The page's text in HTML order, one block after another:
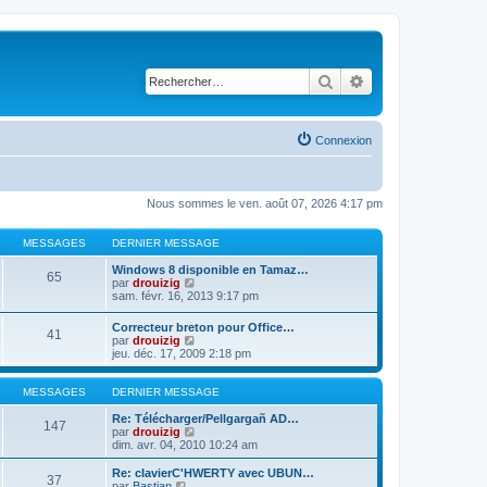
Rechercher
Connexion
Nous sommes le ven. août 07, 2026 4:17 pm
MESSAGES DERNIER MESSAGE
65
Windows 8 disponible en Tamaz…
par drouizig
o
u
l
t
e
r
l
d
e
r
n
i
sam. févr. 16, 2013 9:17 pm
41
Correcteur breton pour Office…
par drouizig
o
n
s
u
l
t
r
l
e
jeu. déc. 17, 2009 2:18 pm
MESSAGES DERNIER MESSAGE
147
Re: Télécharger/Pellgargañ AD…
par drouizig
o
n
s
dim. avr. 04, 2010 10:24 am
37
Re: clavierC'HWERTY avec UBUN…